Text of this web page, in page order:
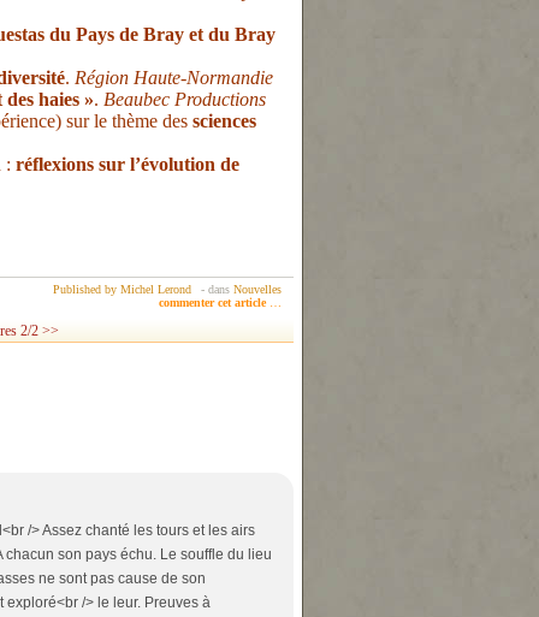
du Pays de Bray et du Bray
. Région Haute-Normandie
haies ». Beaubec Productions
sur le thème des sciences
: réflexions sur l’évolution de
Published by Michel Lerond - dans Nouvelles
commenter cet article
2/2 >>
/> Assez chanté les tours et les airs
son pays échu. Le souffle du lieu
ne sont pas cause de son
/> le leur. Preuves à